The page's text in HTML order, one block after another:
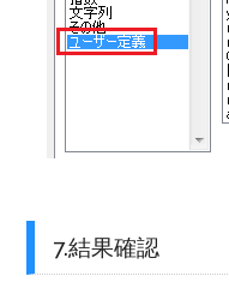
7.結果確認